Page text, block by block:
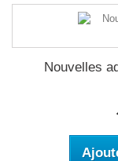
Nouvelles